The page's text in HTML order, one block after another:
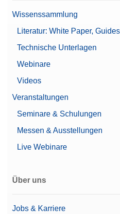
Wissenssammlung
Literatur: White Paper,
Technische Unterlagen
Webinare
Videos
Veranstaltungen
Seminare & Schulungen
Messen & Ausstellungen
Live Webinare
Über uns
Jobs & Karriere